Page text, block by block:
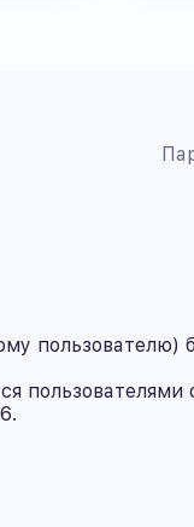
пользователю)
пользователями